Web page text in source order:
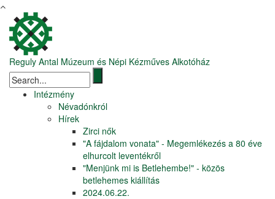
Ugrás a tartalomra
Reguly Antal Múzeum és Népi Kézműves Alkotóház
Keresés űrlap
Intézmény
Névadónkról
Hírek
Zirci nők
"A fájdalom vonata" - Megemlékezés a 80 éve
elhurcolt leventékről
"Menjünk mi is Betlehembe!" - közös
betlehemes kiállítás
2024.06.22.